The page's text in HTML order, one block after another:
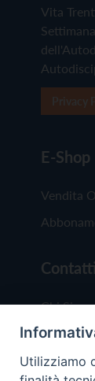
Vita
E-Shop
Vendita
Contatti
Chi
Scrivici
Utilizziamo